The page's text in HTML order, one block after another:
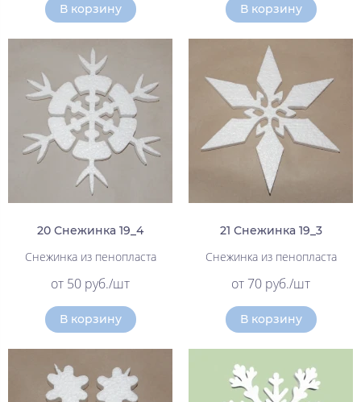
В корзину В корзину
20 Снежинка 19_4
Снежинка из пенопласта
от 50 руб./шт
В корзину
21 Снежинка 19_3
Снежинка из пенопласта
от 70 руб./шт
В корзину